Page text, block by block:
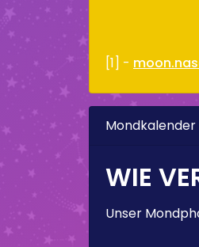
[1] -
Mondkalender
WIE
Unser